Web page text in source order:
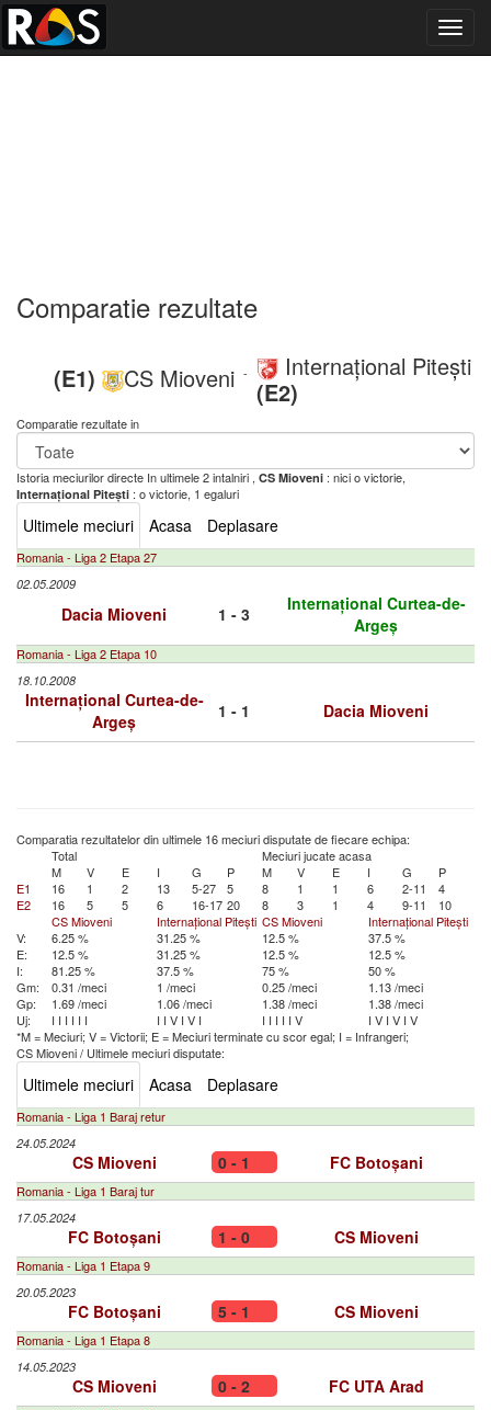
Comparatie rezultate
(E1) CS Mioveni -
Internațional Pitești
(E2)
Comparatie rezultate in
Istoria meciurilor directe In ultimele 2 intalniri , CS Mioveni : nici o victorie,
Internațional Pitești : o victorie, 1 egaluri
Ultimele meciuri Acasa Deplasare
Romania - Liga 2 Etapa 27
02.05.2009
Dacia Mioveni 1 - 3
Internațional Curtea-de-
Argeș
Romania - Liga 2 Etapa 10
18.10.2008
Internațional Curtea-de-
Argeș
1 - 1 Dacia Mioveni
Comparatia rezultatelor din ultimele 16 meciuri disputate de fiecare echipa:
Total
Meciuri jucate acasa
M
V E I G P M V E I G
P
E1
16 1 2 13 5-27 5 8 1 1 6 2-11
4
E2
16 5 5 6 16-17 20 8 3 1 4 9-11
10
CS Mioveni
Internațional Pitești CS Mioveni
Internațional Pitești
V:
6.25 % 31.25 % 12.5 %
37.5 %
E:
12.5 % 31.25 % 12.5 %
12.5 %
I:
81.25 % 37.5 % 75 %
50 %
Gm:
0.31 /meci 1 /meci 0.25 /meci
1.13 /meci
Gp:
1.69 /meci 1.06 /meci 1.38 /meci
1.38 /meci
Uj:
I I I I I I I I V I V I I I I I I V I V I V I V
*M = Meciuri; V = Victorii; E = Meciuri terminate cu scor egal; I = Infrangeri;
CS Mioveni/ Ultimele meciuri disputate:
Ultimele meciuri Acasa Deplasare
Romania - Liga 1 Baraj retur
24.05.2024
CS Mioveni 0 - 1 FC Botoșani
Romania - Liga 1 Baraj tur
17.05.2024
FC Botoșani 1 - 0 CS Mioveni
Romania - Liga 1 Etapa 9
20.05.2023
FC Botoșani 5 - 1 CS Mioveni
Romania - Liga 1 Etapa 8
14.05.2023
CS Mioveni 0 - 2 FC UTA Arad